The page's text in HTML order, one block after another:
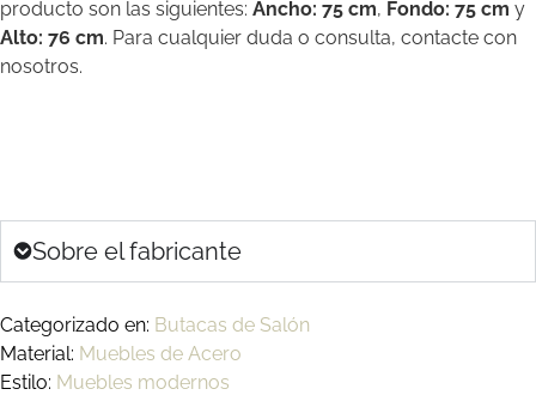
producto son las siguientes: Ancho: 75 cm, Fondo: 75 cm y
Alto: 76 cm. Para cualquier duda o consulta, contacte con
nosotros.
Sobre el fabricante
Categorizado en: Butacas de Salón
Material: Muebles de Acero
Estilo: Muebles modernos